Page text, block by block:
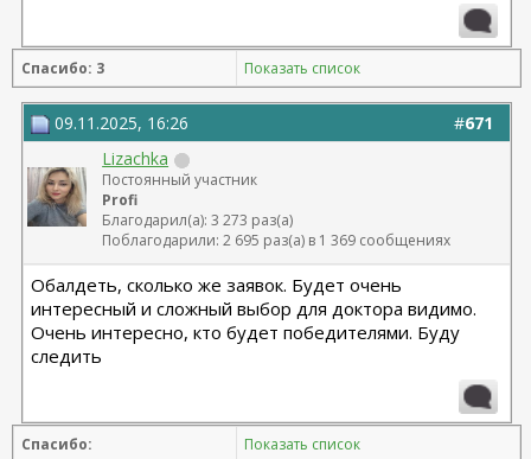
Спасибо: 3 Показать список
#671
09.11.2025, 16:26
Lizachka
Постоянный участник
Profi
Благодарил(а): 3 273 раз(а)
Поблагодарили: 2 695 раз(а) в 1 369 сообщениях
Обалдеть, сколько же заявок. Будет очень
интересный и сложный выбор для доктора видимо.
Очень интересно, кто будет победителями. Буду
следить
Спасибо: Показать список